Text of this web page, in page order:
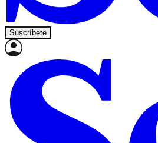
Suscríbete